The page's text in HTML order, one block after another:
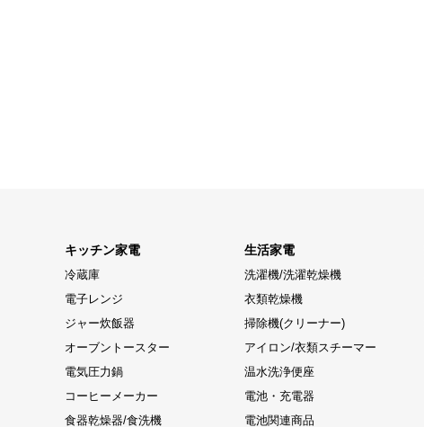
キッチン家電
冷蔵庫
電子レンジ
ジャー炊飯器
オーブントースター
電気圧力鍋
コーヒーメーカー
食器乾燥器/食洗機
生活家電
洗濯機/洗濯乾燥機
衣類乾燥機
掃除機(クリーナー)
アイロン/衣類スチーマー
温水洗浄便座
電池・充電器
電池関連商品